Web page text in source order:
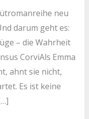
neu
darum geht es:
– die Wahrheit
CorviAls Emma
ahnt sie nicht,
Es ist keine